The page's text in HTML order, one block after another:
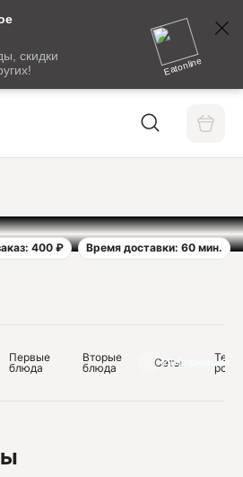
скидки
Eatonline
400 ₽
Время доставки: 60 мин.
Информация
Первые
блюда
Вторые
блюда
Сеты